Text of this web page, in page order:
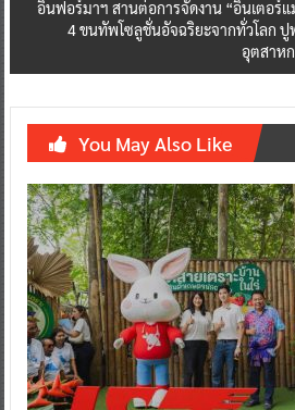
อินฟอร์มาฯ สานต่อการจัดงาน “อินเตอร์
4 ขนทัพโซลูชั่นอัจฉริยะจากทั่วโลก
อุตสาห
You May Also Like